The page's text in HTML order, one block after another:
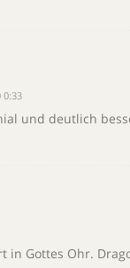
0:33
und deutlich
in Gottes Ohr.